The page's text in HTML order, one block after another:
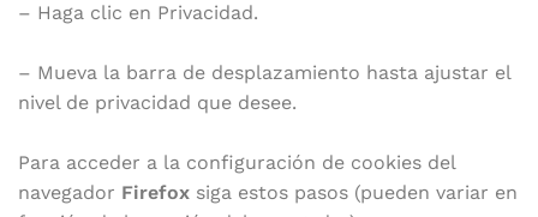
– Haga clic en Privacidad.
– Mueva la barra de desplazamiento hasta ajustar el
nivel de privacidad que desee.
Para acceder a la configuración de cookies del
navegador Firefox siga estos pasos (pueden variar en